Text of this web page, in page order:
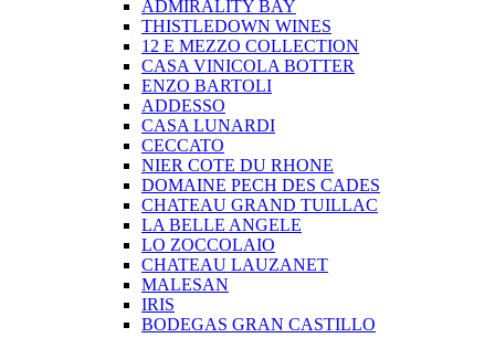
ADMIRALITY BAY
THISTLEDOWN WINES
12 E MEZZO COLLECTION
CASA VINICOLA BOTTER
ENZO BARTOLI
ADDESSO
CASA LUNARDI
CECCATO
NIER COTE DU RHONE
DOMAINE PECH DES CADES
CHATEAU GRAND TUILLAC
LA BELLE ANGELE
LO ZOCCOLAIO
CHATEAU LAUZANET
MALESAN
IRIS
BODEGAS GRAN CASTILLO